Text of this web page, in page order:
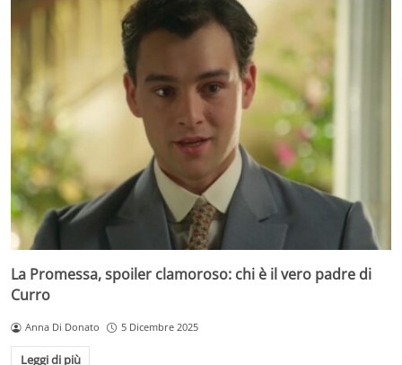
La Promessa, spoiler clamoroso: chi è il vero padre di
Curro
Anna Di Donato 5 Dicembre 2025
Leggi di più